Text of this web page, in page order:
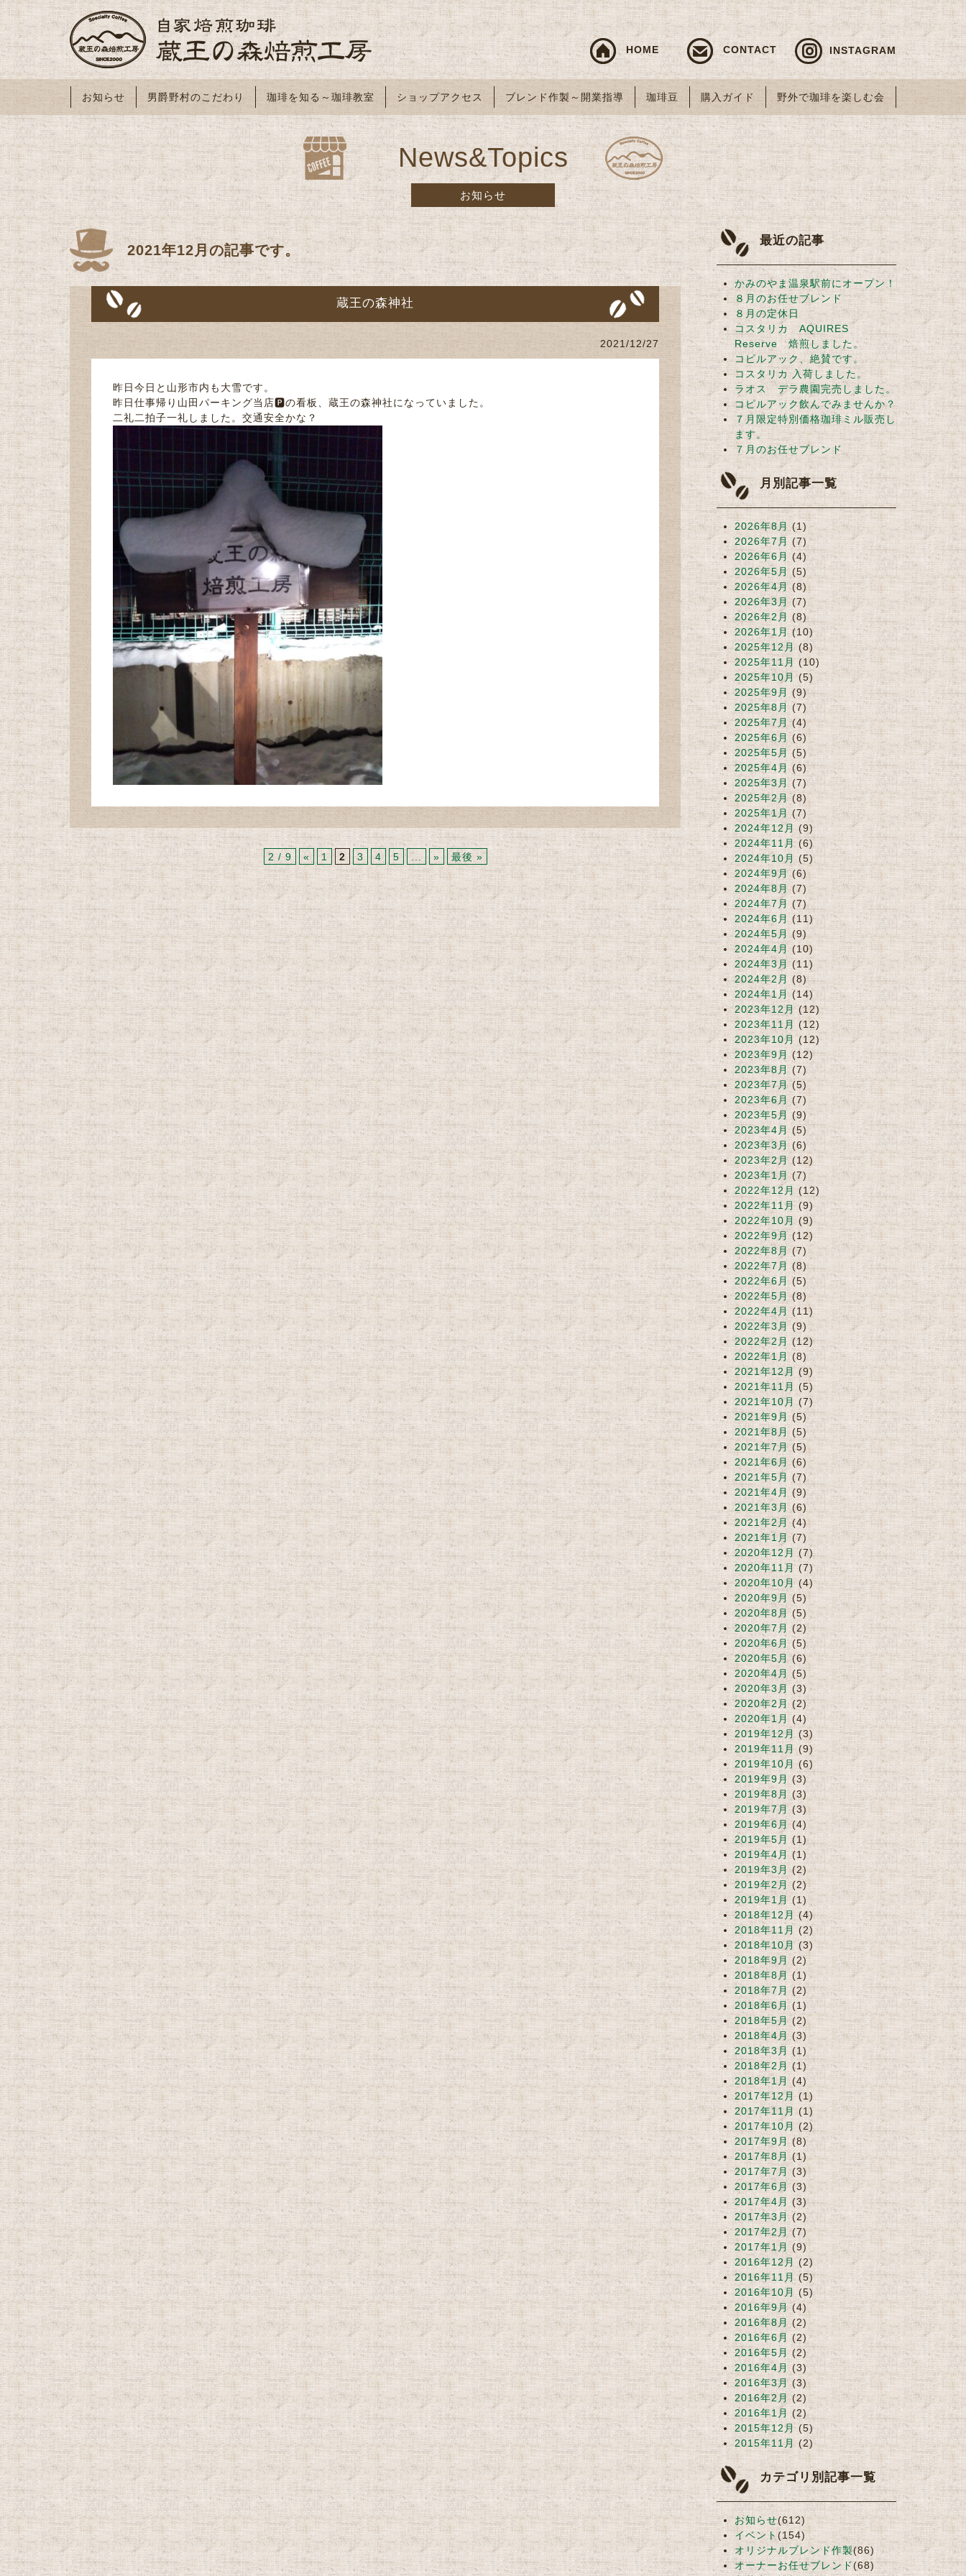
HOME CONTACT INSTAGRAM
お知らせ 男爵野村のこだわり 珈琲を知る～珈琲教室 ショップアクセス ブレンド作製～開業指導 珈琲豆 購入ガイド 野外で珈琲を楽しむ会
News&Topics
お知らせ
2021年12月の記事です。
蔵王の森神社
2021/12/27
昨日今日と山形市内も大雪です。
昨日仕事帰り山田パーキング当店🅿の看板、蔵王の森神社になっていました。
二礼二拍子一礼しました。交通安全かな？
2 / 9 « 1 2 3 4 5 ... » 最後 »
最近の記事
かみのやま温泉駅前にオープン！
８月のお任せブレンド
８月の定休日
コスタリカ AQUIRES
Reserve 焙煎しました。
コピルアック、絶賛です。
コスタリカ 入荷しました。
ラオス デラ農園完売しました。
コピルアック飲んでみませんか？
７月限定特別価格珈琲ミル販売し
ます。
７月のお任せブレンド
月別記事一覧
2026年8月(1)
2026年7月 (7)
2026年6月(4)
2026年5月(5)
2026年4月(8)
2026年3月(7)
2026年2月 (8)
2026年1月(10)
2025年12月(8)
2025年11月(10)
2025年10月 (5)
2025年9月 (9)
2025年8月(7)
2025年7月 (4)
2025年6月 (6)
2025年5月(5)
2025年4月(6)
2025年3月(7)
2025年2月(8)
2025年1月(7)
2024年12月 (9)
2024年11月(6)
2024年10月(5)
2024年9月(6)
2024年8月(7)
2024年7月 (7)
2024年6月(11)
2024年5月 (9)
2024年4月 (10)
2024年3月(11)
2024年2月 (8)
2024年1月(14)
2023年12月(12)
2023年11月 (12)
2023年10月 (12)
2023年9月(12)
2023年8月(7)
2023年7月(5)
2023年6月(7)
2023年5月 (9)
2023年4月(5)
2023年3月(6)
2023年2月(12)
2023年1月(7)
2022年12月 (12)
2022年11月(9)
2022年10月(9)
2022年9月(12)
2022年8月(7)
2022年7月 (8)
2022年6月(5)
2022年5月 (8)
2022年4月 (11)
2022年3月 (9)
2022年2月(12)
2022年1月(8)
2021年12月(9)
2021年11月 (5)
2021年10月 (7)
2021年9月(5)
2021年8月(5)
2021年7月(5)
2021年6月(6)
2021年5月 (7)
2021年4月(9)
2021年3月(6)
2021年2月(4)
2021年1月(7)
2020年12月 (7)
2020年11月(7)
2020年10月 (4)
2020年9月 (5)
2020年8月 (5)
2020年7月 (2)
2020年6月(5)
2020年5月(6)
2020年4月(5)
2020年3月 (3)
2020年2月 (2)
2020年1月(4)
2019年12月(3)
2019年11月 (9)
2019年10月 (6)
2019年9月(3)
2019年8月(3)
2019年7月(3)
2019年6月(4)
2019年5月 (1)
2019年4月(1)
2019年3月 (2)
2019年2月 (2)
2019年1月 (1)
2018年12月 (4)
2018年11月 (2)
2018年10月(3)
2018年9月(2)
2018年8月(1)
2018年7月 (2)
2018年6月(1)
2018年5月(2)
2018年4月(3)
2018年3月 (1)
2018年2月(1)
2018年1月(4)
2017年12月(1)
2017年11月 (1)
2017年10月 (2)
2017年9月(8)
2017年8月 (1)
2017年7月 (3)
2017年6月 (3)
2017年4月 (3)
2017年3月(2)
2017年2月 (7)
2017年1月 (9)
2016年12月 (2)
2016年11月(5)
2016年10月 (5)
2016年9月(4)
2016年8月(2)
2016年6月 (2)
2016年5月(2)
2016年4月(3)
2016年3月(3)
2016年2月(2)
2016年1月 (2)
2015年12月(5)
2015年11月(2)
カテゴリ別記事一覧
お知らせ(612)
イベント(154)
オリジナルブレンド作製(86)
オーナーお任せブレンド(68)